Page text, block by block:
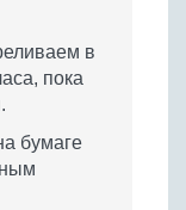
в
пока
бумаге